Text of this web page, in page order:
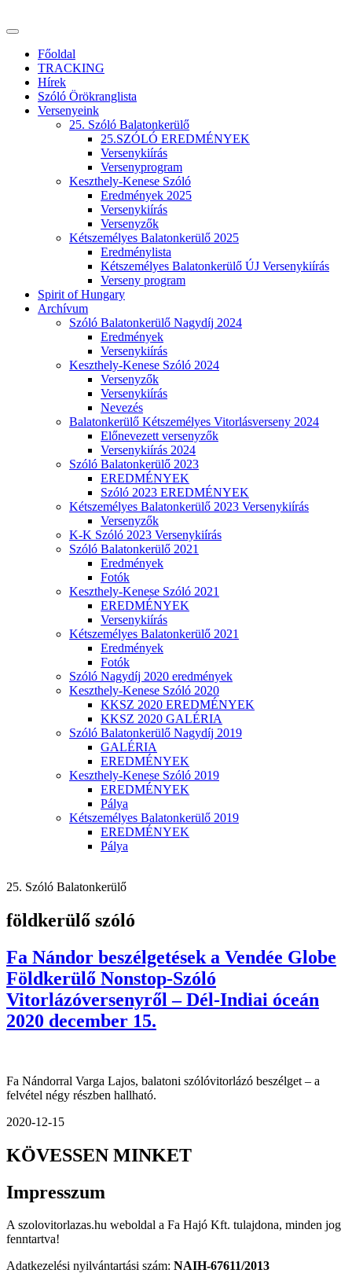
Főoldal
TRACKING
Hírek
Szóló Örökranglista
Versenyeink
25. Szóló Balatonkerülő
25.SZÓLÓ EREDMÉNYEK
Versenykiírás
Versenyprogram
Keszthely-Kenese Szóló
Eredmények 2025
Versenykiírás
Versenyzők
Kétszemélyes Balatonkerülő 2025
Eredménylista
Kétszemélyes Balatonkerülő ÚJ Versenykiírás
Verseny program
Spirit of Hungary
Archívum
Szóló Balatonkerülő Nagydíj 2024
Eredmények
Versenykiírás
Keszthely-Kenese Szóló 2024
Versenyzők
Versenykiírás
Nevezés
Balatonkerülő Kétszemélyes Vitorlásverseny 2024
Előnevezett versenyzők
Versenykiírás 2024
Szóló Balatonkerülő 2023
EREDMÉNYEK
Szóló 2023 EREDMÉNYEK
Kétszemélyes Balatonkerülő 2023 Versenykiírás
Versenyzők
K-K Szóló 2023 Versenykiírás
Szóló Balatonkerülő 2021
Eredmények
Fotók
Keszthely-Kenese Szóló 2021
EREDMÉNYEK
Versenykiírás
Kétszemélyes Balatonkerülő 2021
Eredmények
Fotók
Szóló Nagydíj 2020 eredmények
Keszthely-Kenese Szóló 2020
KKSZ 2020 EREDMÉNYEK
KKSZ 2020 GALÉRIA
Szóló Balatonkerülő Nagydíj 2019
GALÉRIA
EREDMÉNYEK
Keszthely-Kenese Szóló 2019
EREDMÉNYEK
Pálya
Kétszemélyes Balatonkerülő 2019
EREDMÉNYEK
Pálya
25. Szóló Balatonkerülő
földkerülő szóló
Fa Nándor beszélgetések a Vendée Globe
Földkerülő Nonstop-Szóló
Vitorlázóversenyről – Dél-Indiai óceán
2020 december 15.
Fa Nándorral Varga Lajos, balatoni szólóvitorlázó beszélget – a
felvétel négy részben hallható.
2020-12-15
KÖVESSEN MINKET
Impresszum
A szolovitorlazas.hu weboldal a Fa Hajó Kft. tulajdona, minden jog
fenntartva!
Adatkezelési nyilvántartási szám: NAIH-67611/2013